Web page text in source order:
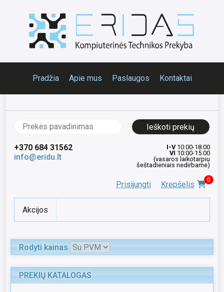
Pradžia Apie mus Paslaugos Kontaktai
Ieškoti:
+370 684 31562
info@eridu.lt
I-V10:00-18:00
VI 10:00-15:00
(vasaros laikotarpiu
šeštadieniais nedirbame)
Prisijungti Krepšelis 0
Akcijos
Rodyti kainas
PREKIŲ KATALOGAS